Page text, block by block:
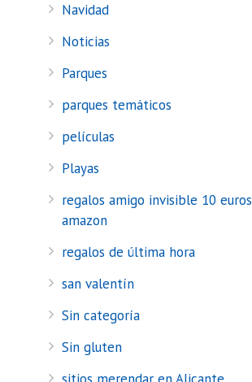
Navidad
Noticias
Parques
parques temáticos
películas
Playas
regalos amigo invisible 10 euros
amazon
regalos de última hora
san valentín
Sin categoría
Sin gluten